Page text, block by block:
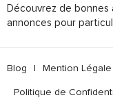
Découvrez de
annonces pour
Blog | Mention Légale
Politique de